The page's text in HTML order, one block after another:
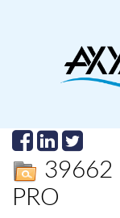
39662
PRO